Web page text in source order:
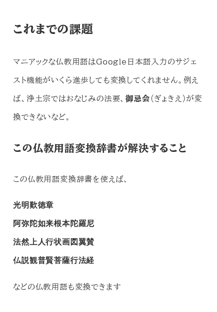
これまでの課題
マニアックな仏教用語はGoogle日本語入力のサジェ
スト機能がいくら進歩しても変換してくれません。例え
ば、浄土宗ではおなじみの法要、御忌会（ぎょきえ）が変
換できないなど。
この仏教用語変換辞書が解決すること
この仏教用語変換辞書を使えば、
光明歎徳章
阿弥陀如来根本陀羅尼
法然上人行状画図翼賛
仏説観普賢菩薩行法経
などの仏教用語も変換できます